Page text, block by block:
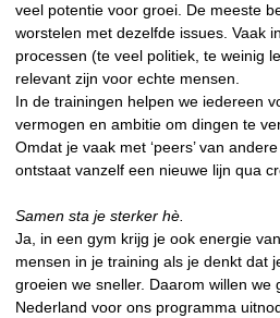
veel potentie voor groei. De meeste
worstelen met dezelfde issues. Vaak
processen (te veel politiek, te weinig
relevant zijn voor echte mensen.
In de trainingen helpen we iedereen
vermogen en ambitie om dingen te
Omdat je vaak met ‘peers’ van
ontstaat vanzelf een nieuwe lijn qua
Samen sta je sterker hè.
Ja, in een gym krijg je ook energie
mensen in je training als je denkt dat
groeien we sneller. Daarom willen we
Nederland voor ons programma